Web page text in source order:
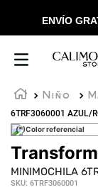
ENVÍO
Niño
6TRF3060001 AZUL/
(*)Color referencial
MINIMOCHILA
SKU: 6TRF3060001